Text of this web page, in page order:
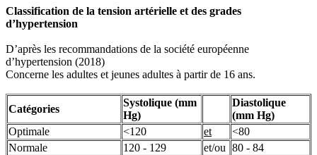
Classification de la tension artérielle et des grades
d’hypertension
D’après les recommandations de la société européenne
d’hypertension (2018)
Concerne les adultes et jeunes adultes à partir de 16 ans.
Catégories
Systolique (mm
Hg)
Diastolique
(mm Hg)
Optimale
<120 et
<80
Normale
120 - 129 et/ou 80 - 84